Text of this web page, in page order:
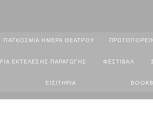
ΠΑΓΚΟΣΜΙΑ ΗΜΕΡΑ ΘΕΑΤΡΟΥ ΠΡΩΤΟΠΟΡΕΙΝ
ΕΚΤΕΛΕΣΗΣ ΠΑΡΑΓΩΓΗΣ ΦΕΣΤΙΒΑΛ
ΕΙΣΙΤΗΡΙΑ